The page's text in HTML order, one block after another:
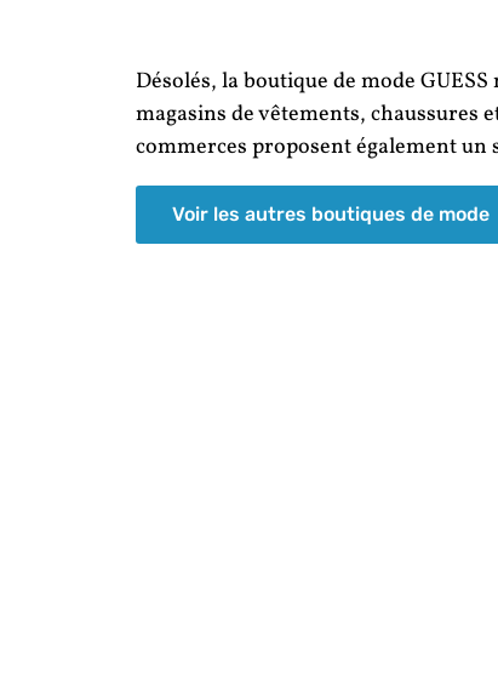
Désolés, la boutique de mode
magasins de vêtements, chaussures
commerces proposent également
Voir les autres boutiques de mode